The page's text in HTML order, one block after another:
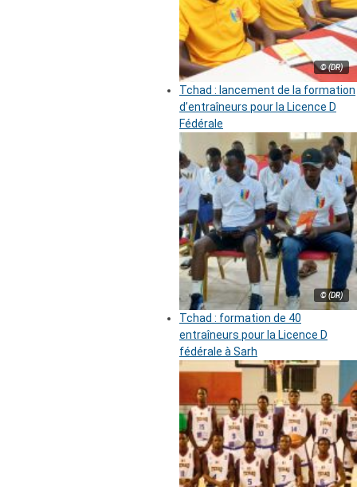
© (DR)
Tchad : lancement de la formation
d’entraîneurs pour la Licence D
Fédérale
© (DR)
Tchad : formation de 40
entraîneurs pour la Licence D
fédérale à Sarh